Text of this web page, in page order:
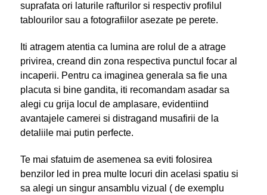
suprafata ori laturile rafturilor si respectiv profilul
tablourilor sau a fotografiilor asezate pe perete.
Iti atragem atentia ca lumina are rolul de a atrage
privirea, creand din zona respectiva punctul focar al
incaperii. Pentru ca imaginea generala sa fie una
placuta si bine gandita, iti recomandam asadar sa
alegi cu grija locul de amplasare, evidentiind
avantajele camerei si distragand musafirii de la
detaliile mai putin perfecte.
Te mai sfatuim de asemenea sa eviti folosirea
benzilor led in prea multe locuri din acelasi spatiu si
sa alegi un singur ansamblu vizual ( de exemplu